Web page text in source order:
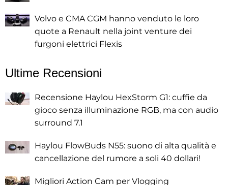
Volvo e CMA CGM hanno venduto le loro
quote a Renault nella joint venture dei
furgoni elettrici Flexis
Ultime Recensioni
Recensione Haylou HexStorm G1: cuffie da
gioco senza illuminazione RGB, ma con audio
surround 7.1
Haylou FlowBuds N55: suono di alta qualità e
cancellazione del rumore a soli 40 dollari!
Migliori Action Cam per Vlogging